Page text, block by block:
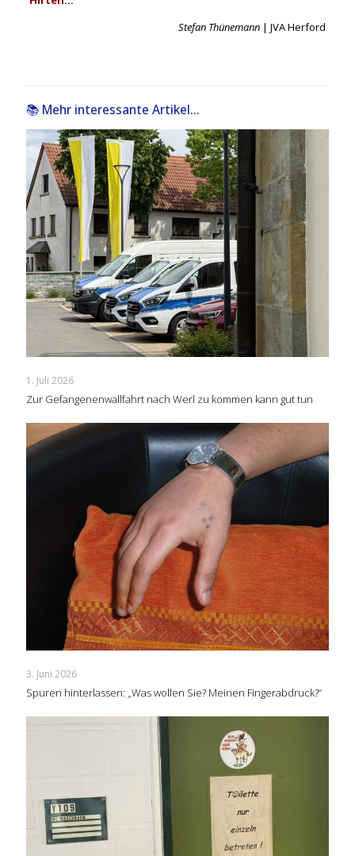
Stefan Thünemann | JVA Herford
📚 Mehr interessante Artikel...
1. Juli 2026
Zur Gefangenenwallfahrt nach Werl zu kommen kann gut tun
3. Juni 2026
Spuren hinterlassen: „Was wollen Sie? Meinen Fingerabdruck?“